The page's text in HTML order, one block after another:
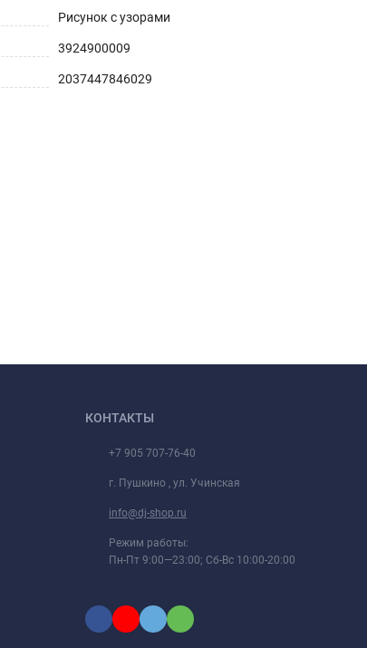
Рисунок с узорами
3924900009
2037447846029
КОНТАКТЫ
+7 905 707-76-40
г. Пушкино , ул. Учинская
info@dj-shop.ru
Режим работы:
Пн-Пт 9:00—23:00; Сб-Вс 10:00-20:00